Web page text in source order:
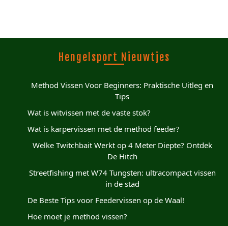
Hengelsport Nieuwtjes
Method Vissen Voor Beginners: Praktische Uitleg en
Tips
Wat is witvissen met de vaste stok?
Wat is karpervissen met de method feeder?
Welke Twitchbait Werkt op 4 Meter Diepte? Ontdek
De Hitch
Streetfishing met W74 Tungsten: ultracompact vissen
in de stad
De Beste Tips voor Feedervissen op de Waal!
Hoe moet je method vissen?